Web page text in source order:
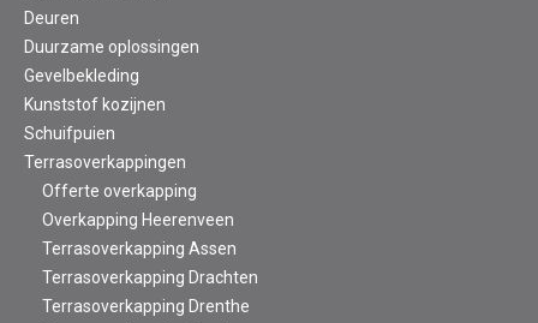
Deuren
Duurzame oplossingen
Gevelbekleding
Kunststof kozijnen
Schuifpuien
Terrasoverkappingen
Offerte overkapping
Overkapping Heerenveen
Terrasoverkapping Assen
Terrasoverkapping Drachten
Terrasoverkapping Drenthe